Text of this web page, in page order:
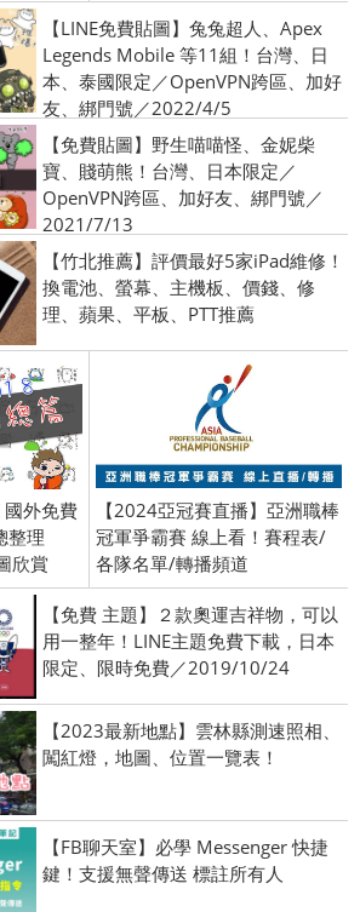
【LINE免費貼圖】兔兔超人、Apex
Legends Mobile 等11組！台灣、日
本、泰國限定／OpenVPN跨區、加好
友、綁門號／2022/4/5
【免費貼圖】野生喵喵怪、金妮柴
寶、賤萌熊！台灣、日本限定／
OpenVPN跨區、加好友、綁門號／
2021/7/13
【竹北推薦】評價最好5家iPad維修！
換電池、螢幕、主機板、價錢、修
理、蘋果、平板、PTT推薦
國外免費
整理
欣賞
【2024亞冠賽直播】亞洲職棒
冠軍爭霸賽 線上看！賽程表/
各隊名單/轉播頻道
【免費 主題】２款奧運吉祥物，可以
用一整年！LINE主題免費下載，日本
限定、限時免費／2019/10/24
【2023最新地點】雲林縣測速照相、
闖紅燈，地圖、位置一覽表！
【FB聊天室】必學 Messenger 快捷
鍵！支援無聲傳送 標註所有人